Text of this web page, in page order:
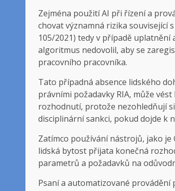
Zejména použití AI při řízení a
chovat významná rizika související
105/2021) tedy v případě
algoritmus nedovolil, aby se
pracovního pracovníka.
Tato případná absence lidského
právními požadavky RIA, může
rozhodnutí, protože nezohledňují
disciplinární sankci, pokud dojde k
Zatímco používání nástrojů, jako
lidská bytost přijata konečná
parametrů a požadavků na
Psaní a automatizované